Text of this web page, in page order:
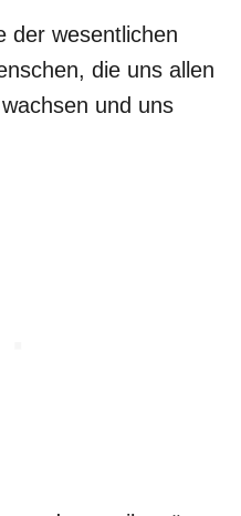
der wesentlichen
die uns allen
und uns